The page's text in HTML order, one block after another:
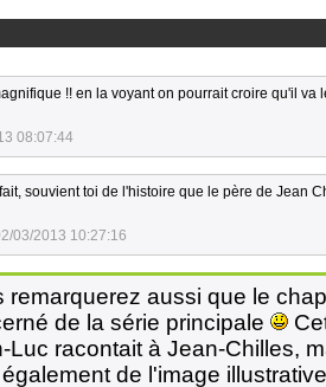
!! en la voyant on pourrait croire qu'il va
08:07:44
souvient toi de l'histoire que le père de Jean
03/2013 10:27:16
remarquerez aussi que le
de la série principale
Luc racontait à Jean-Chilles,
de l'image